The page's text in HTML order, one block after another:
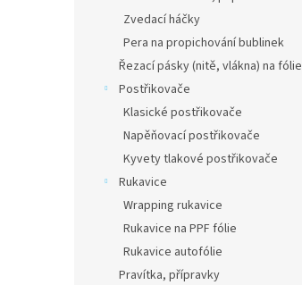
Zvedací háčky
Pera na propichování bublinek
Řezací pásky (nitě, vlákna) na fólie
Postřikovače
Klasické postřikovače
Napěňovací postřikovače
Kyvety tlakové postřikovače
Rukavice
Wrapping rukavice
Rukavice na PPF fólie
Rukavice autofólie
Pravítka, přípravky